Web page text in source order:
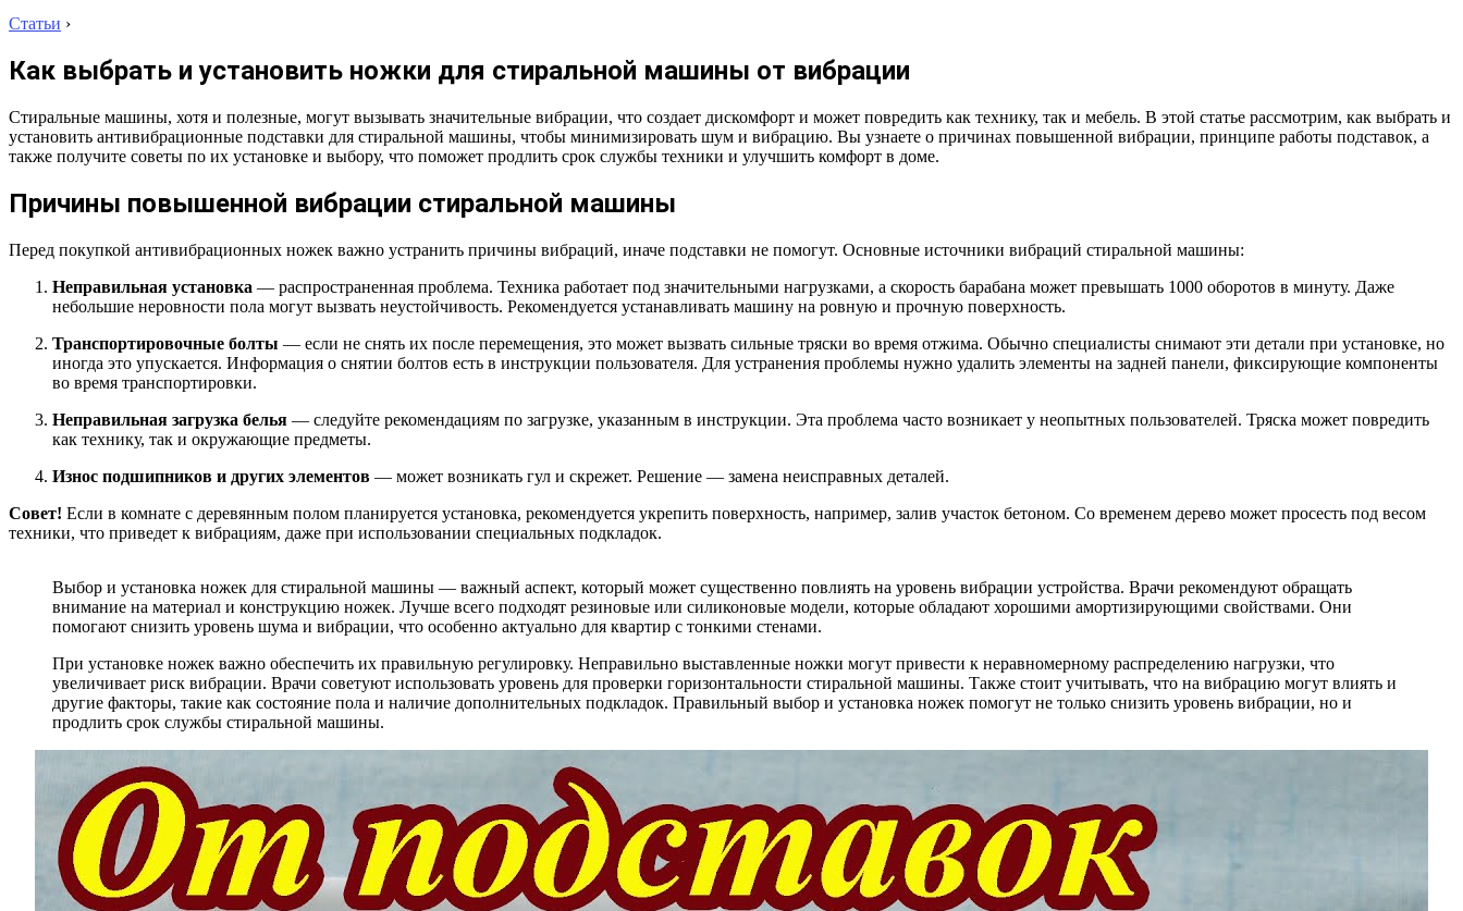
Статьи ›
Как выбрать и установить ножки для стиральной машины от вибрации
Стиральные машины, хотя и полезные, могут вызывать значительные вибрации, что создает дискомфорт и может повредить как технику, так и мебель. В этой статье рассмотрим, как выбрать и
установить антивибрационные подставки для стиральной машины, чтобы минимизировать шум и вибрацию. Вы узнаете о причинах повышенной вибрации, принципе работы подставок, а
также получите советы по их установке и выбору, что поможет продлить срок службы техники и улучшить комфорт в доме.
Причины повышенной вибрации стиральной машины
Перед покупкой антивибрационных ножек важно устранить причины вибраций, иначе подставки не помогут. Основные источники вибраций стиральной машины:
Неправильная установка — распространенная проблема. Техника работает под значительными нагрузками, а скорость барабана может превышать 1000 оборотов в минуту. Даже
небольшие неровности пола могут вызвать неустойчивость. Рекомендуется устанавливать машину на ровную и прочную поверхность.
Транспортировочные болты — если не снять их после перемещения, это может вызвать сильные тряски во время отжима. Обычно специалисты снимают эти детали при установке, но
иногда это упускается. Информация о снятии болтов есть в инструкции пользователя. Для устранения проблемы нужно удалить элементы на задней панели, фиксирующие компоненты
во время транспортировки.
Неправильная загрузка белья — следуйте рекомендациям по загрузке, указанным в инструкции. Эта проблема часто возникает у неопытных пользователей. Тряска может повредить
как технику, так и окружающие предметы.
Износ подшипников и других элементов — может возникать гул и скрежет. Решение — замена неисправных деталей.
Совет! Если в комнате с деревянным полом планируется установка, рекомендуется укрепить поверхность, например, залив участок бетоном. Со временем дерево может просесть под весом
техники, что приведет к вибрациям, даже при использовании специальных подкладок.
Выбор и установка ножек для стиральной машины — важный аспект, который может существенно повлиять на уровень вибрации устройства. Врачи рекомендуют обращать
внимание на материал и конструкцию ножек. Лучше всего подходят резиновые или силиконовые модели, которые обладают хорошими амортизирующими свойствами. Они
помогают снизить уровень шума и вибрации, что особенно актуально для квартир с тонкими стенами.
При установке ножек важно обеспечить их правильную регулировку. Неправильно выставленные ножки могут привести к неравномерному распределению нагрузки, что
увеличивает риск вибрации. Врачи советуют использовать уровень для проверки горизонтальности стиральной машины. Также стоит учитывать, что на вибрацию могут влиять и
другие факторы, такие как состояние пола и наличие дополнительных подкладок. Правильный выбор и установка ножек помогут не только снизить уровень вибрации, но и
продлить срок службы стиральной машины.